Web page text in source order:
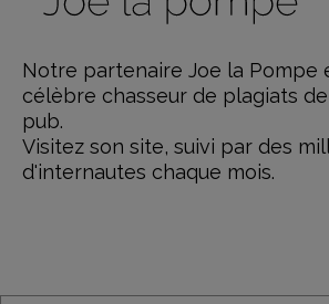
Notre partenaire Joe la Pompe
célèbre chasseur de plagiats
pub.
Visitez son site, suivi par des
d'internautes chaque mois.